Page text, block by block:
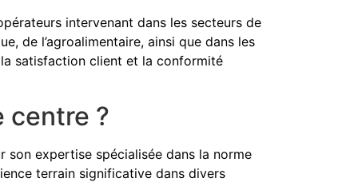
intervenant dans les secteurs de
de l’agroalimentaire, ainsi que dans les
satisfaction client et la conformité
centre ?
expertise spécialisée dans la norme
terrain significative dans divers